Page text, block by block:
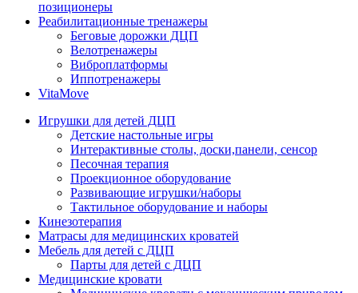
позиционеры
Реабилитационные тренажеры
Беговые дорожки ДЦП
Велотренажеры
Виброплатформы
Иппотренажеры
VitaMove
Игрушки для детей ДЦП
Детские настольные игры
Интерактивные столы, доски,панели, сенсор
Песочная терапия
Проекционное оборудование
Развивающие игрушки/наборы
Тактильное оборудование и наборы
Кинезотерапия
Матрасы для медицинских кроватей
Мебель для детей с ДЦП
Парты для детей с ДЦП
Медицинские кровати